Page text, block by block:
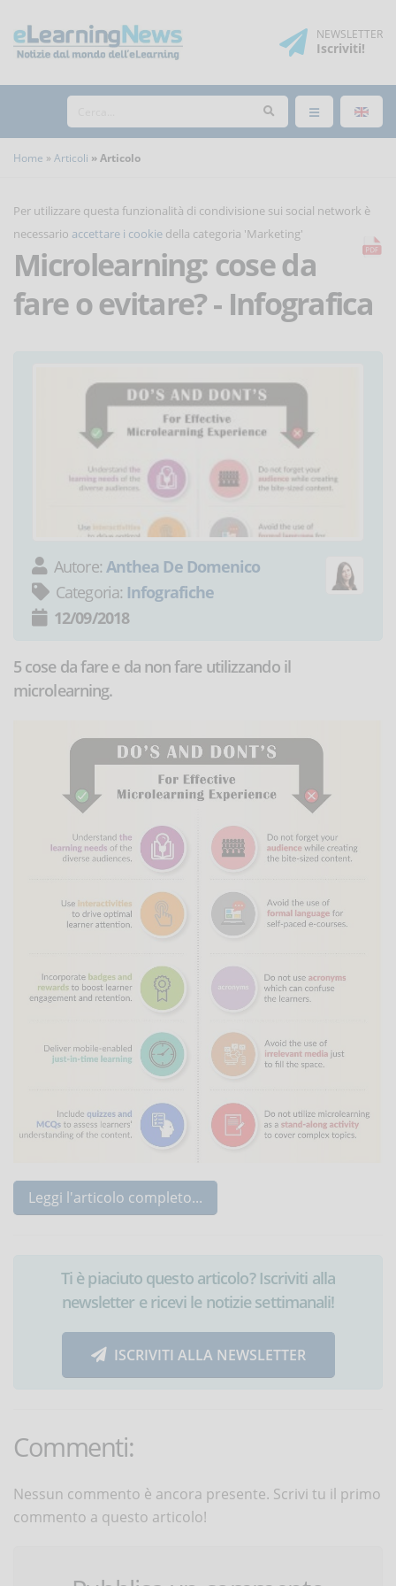
NEWSLETTER
Iscriviti!
Home Articoli Articolo
Per utilizzare questa funzionalità di condivisione sui social network è
necessario accettare i cookie della categoria 'Marketing'
Microlearning: cose da
fare o evitare? - Infografica
Autore: Anthea De Domenico
Categoria: Infografiche
12/09/2018
5 cose da fare e da non fare utilizzando il
microlearning.
Leggi l'articolo completo...
Ti è piaciuto questo articolo? Iscriviti alla
newsletter e ricevi le notizie settimanali!
ISCRIVITI ALLA NEWSLETTER
Commenti:
Nessun commento è ancora presente. Scrivi tu il primo
commento a questo articolo!